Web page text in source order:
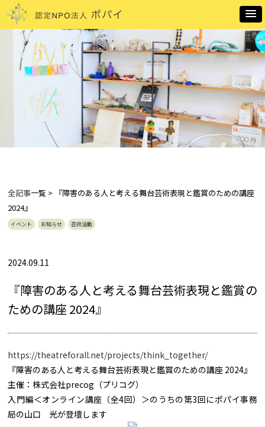
全記事一覧 > 『障害のある人と考える舞台芸術表現と鑑賞のための講座
2024』
イベント お知らせ 芸術活動
2024.09.11
『障害のある人と考える舞台芸術表現と鑑賞の
ための講座 2024』
https://theatreforall.net/projects/think_together/
『障害のある人と考える舞台芸術表現と鑑賞のための講座 2024』
主催：株式会社precog（プリコグ）
入門編＜オンライン講座（全4回）＞のうちの第3回にポパイ事務
局の山口 光が登壇します